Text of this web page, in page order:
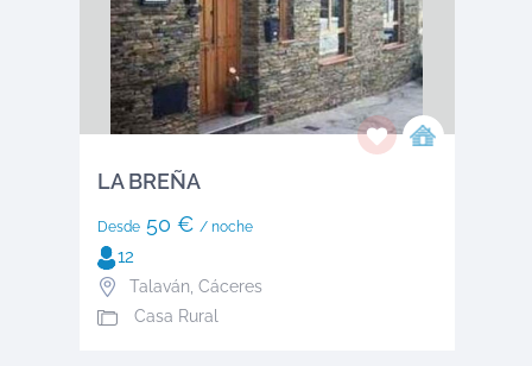
LA BREÑA
Desde50 € / noche
12
Talaván Cáceres
Casa Rural